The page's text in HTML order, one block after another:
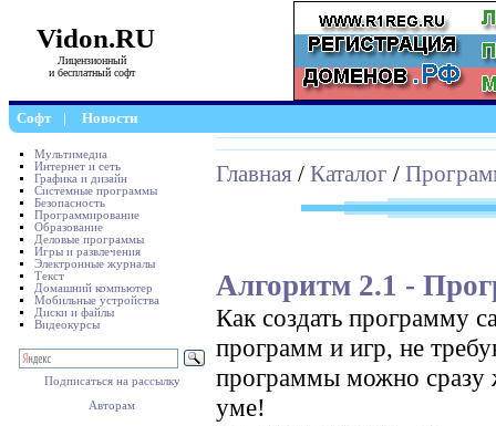
Vidon.RU
Лицензионный
и бесплатный софт
Софт | Новости
Мультимедиа
Интернет и сеть
Графика и дизайн
Системные программы
Безопасность
Программирование
Образование
Деловые программы
Игры и развлечения
Электронные журналы
Текст
Домашний компьютер
Мобильные устройства
Диски и файлы
Видеокурсы
Подписаться на рассылку
Авторам
Главная / Каталог /
Алгоритм 2.1 -
Как создать программу
программ и игр, не
программы можно сразу
уме!